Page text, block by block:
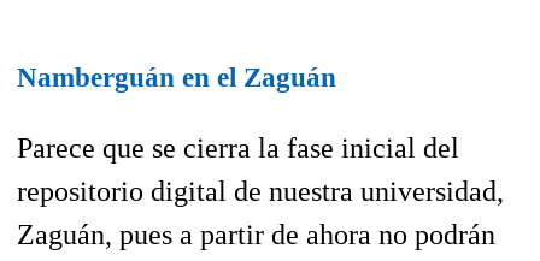
Namberguán en el Zaguán
Parece que se cierra la fase inicial del
repositorio digital de nuestra universidad,
Zaguán, pues a partir de ahora no podrán